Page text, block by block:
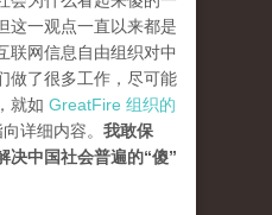
这一观点一直以来都是
联网信息自由组织对中
做了很多工作，尽可能
就如 GreatFire 组织的
详细内容。 我敢保
决中国社会普遍的“傻”